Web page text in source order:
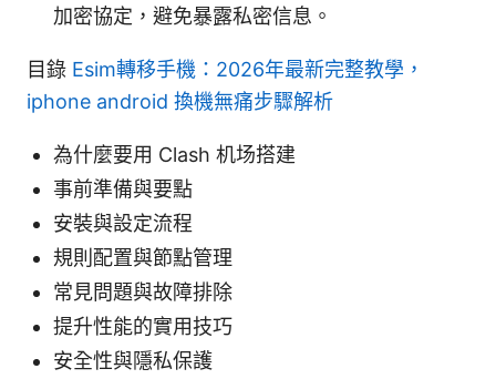
加密協定，避免暴露私密信息。
目錄 Esim轉移手機：2026年最新完整教學，
iphone android 換機無痛步驟解析
為什麼要用 Clash 机场搭建
事前準備與要點
安裝與設定流程
規則配置與節點管理
常見問題與故障排除
提升性能的實用技巧
安全性與隱私保護